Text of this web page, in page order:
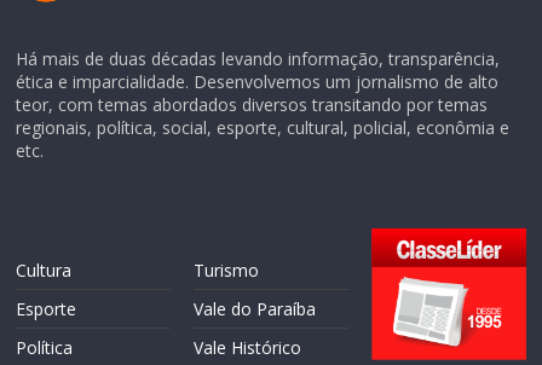
Há mais de duas décadas levando informação, transparência,
ética e imparcialidade. Desenvolvemos um jornalismo de alto
teor, com temas abordados diversos transitando por temas
regionais, política, social, esporte, cultural, policial, econômia e
etc.
Cultura
Esporte
Política
Turismo
Vale do Paraíba
Vale Histórico